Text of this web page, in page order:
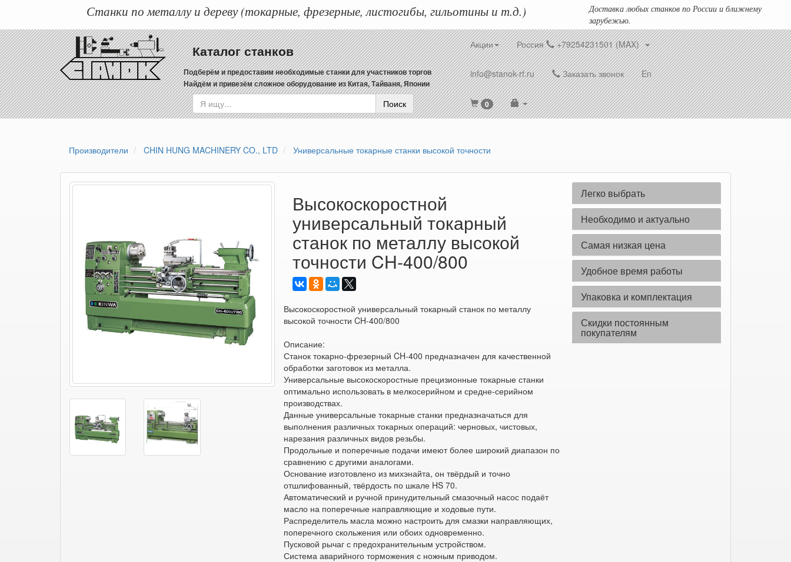
Станки по металлу и дереву (токарные, фрезерные, листогибы, гильотины и т.д.)
Доставка любых станков по России и ближнему
зарубежью.
Каталог станков
Подберём и предоставим необходимые станки для участников торгов
Найдём и привезём сложное оборудование из Китая, Тайваня, Японии
Поиск
Акции Россия +79254231501 (MAX)
info@stanok-rf.ru Заказать звонок En
0
Производители CHIN HUNG MACHINERY CO., LTD Универсальные токарные станки высокой точности
Высокоскоростной
универсальный токарный
станок по металлу высокой
точности CH-400/800
Высокоскоростной универсальный токарный станок по металлу
высокой точности CH-400/800
Описание:
Станок токарно-фрезерный CH-400 предназначен для качественной
обработки заготовок из металла.
Универсальные высокоскоростные прецизионные токарные станки
оптимально использовать в мелкосерийном и средне-серийном
производствах.
Данные универсальные токарные станки предназначаться для
выполнения различных токарных операций: черновых, чистовых,
нарезания различных видов резьбы.
Продольные и поперечные подачи имеют более широкий диапазон по
сравнению с другими аналогами.
Основание изготовлено из михэнайта, он твёрдый и точно
отшлифованный, твёрдость по шкале HS 70.
Автоматический и ручной принудительный смазочный насос подаёт
масло на поперечные направляющие и ходовые пути.
Распределитель масла можно настроить для смазки направляющих,
поперечного скольжения или обоих одновременно.
Пусковой рычаг с предохранительным устройством.
Система аварийного торможения с ножным приводом.
Легко выбрать
Необходимо и актуально
Самая низкая цена
Удобное время работы
Упаковка и комплектация
Скидки постоянным
покупателям